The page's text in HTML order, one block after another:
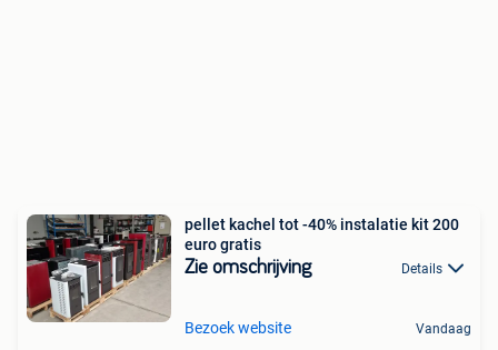
pellet kachel tot -40% instalatie kit 200
euro gratis
Zie omschrijving Details
Bezoek website Vandaag